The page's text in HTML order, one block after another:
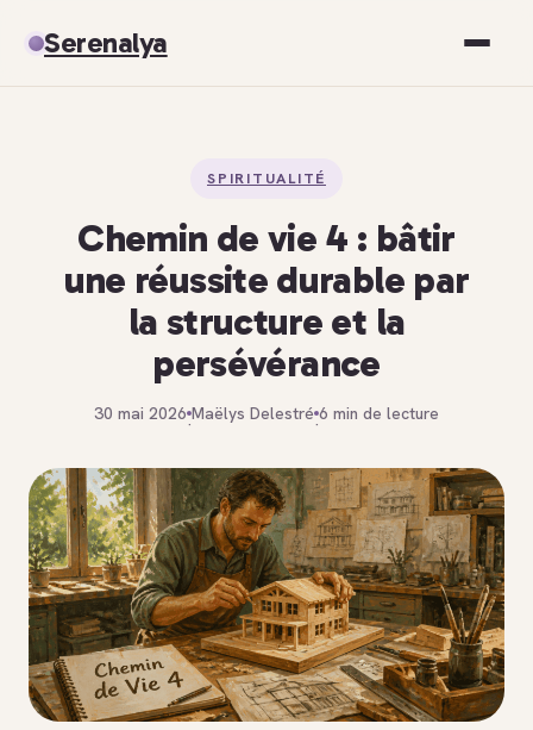
Serenalya
Spiritualité
Développement personnel
SPIRITUALITÉ
Chemin de vie 4 : bâtir
une réussite durable par
la structure et la
persévérance
30 mai 2026
·
Maëlys Delestré
·
6 min de lecture